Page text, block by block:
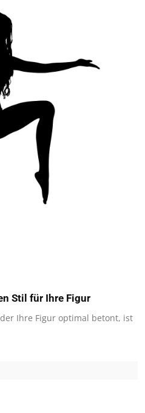
Stil für Ihre Figur
Ihre Figur optimal betont, ist